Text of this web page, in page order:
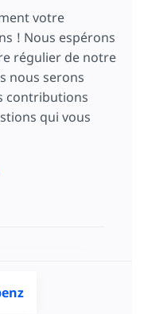
votre
! Nous espérons
régulier de notre
nous serons
contributions
qui vous